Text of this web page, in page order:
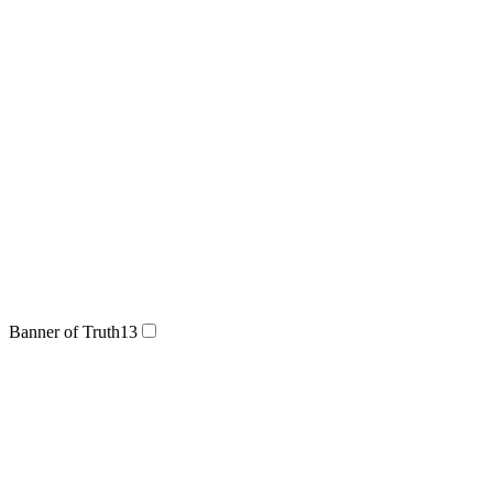
Banner of Truth13